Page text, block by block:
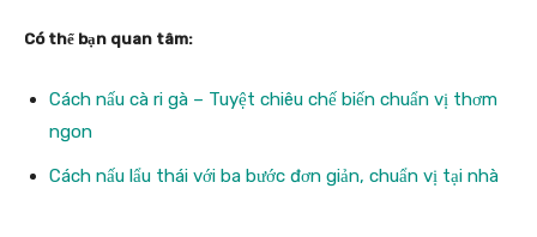
Có thể bạn quan tâm:
Cách nấu cà ri gà – Tuyệt chiêu chế biến chuẩn vị thơm
ngon
Cách nấu lẩu thái với ba bước đơn giản, chuẩn vị tại nhà